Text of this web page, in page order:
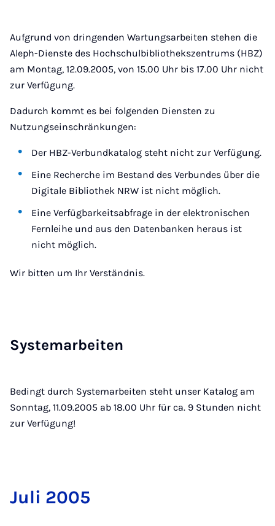
Aufgrund von dringenden Wartungsarbeiten stehen die
Aleph-Dienste des Hochschulbibliothekszentrums (HBZ)
am Montag, 12.09.2005, von 15.00 Uhr bis 17.00 Uhr nicht
zur Verfügung.
Dadurch kommt es bei folgenden Diensten zu
Nutzungseinschränkungen:
Der HBZ-Verbundkatalog steht nicht zur Verfügung.
Eine Recherche im Bestand des Verbundes über die
Digitale Bibliothek NRW ist nicht möglich.
Eine Verfügbarkeitsabfrage in der elektronischen
Fernleihe und aus den Datenbanken heraus ist
nicht möglich.
Wir bitten um Ihr Verständnis.
Sys­tem­a­r­bei­ten
Bedingt durch Systemarbeiten steht unser Katalog am
Sonntag, 11.09.2005 ab 18.00 Uhr für ca. 9 Stunden nicht
zur Verfügung!
Ju­li 2005